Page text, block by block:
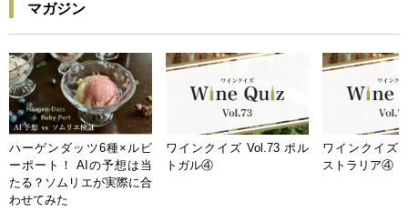
マガジン
ハーゲンダッツ6種×ルビ
ーポート！ AIの予想は当
たる？ソムリエが実際に合
わせてみた
ワインクイズ Vol.73 ポル
トガル④
ワインクイズ
ストラリア④